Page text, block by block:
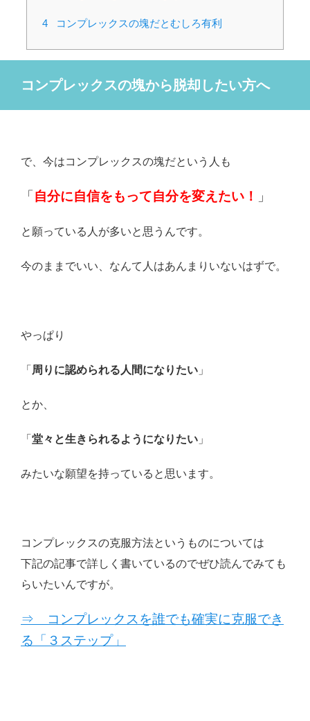
4 コンプレックスの塊だとむしろ有利
コンプレックスの塊から脱却したい方へ
で、今はコンプレックスの塊だという人も
「 自分に自信をもって自分を変えたい！ 」
と願っている人が多いと思うんです。
今のままでいい、なんて人はあんまりいないはずで。
やっぱり
「 周りに認められる人間になりたい 」
とか、
「 堂々と生きられるようになりたい 」
みたいな願望を持っていると思います。
コンプレックスの克服方法というものについては
下記の記事で詳しく書いているのでぜひ読んでみても
らいたいんですが。
⇒ コンプレックスを誰でも確実に克服でき
る「３ステップ」